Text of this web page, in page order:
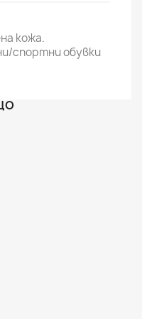
кожа.
спортни обувки